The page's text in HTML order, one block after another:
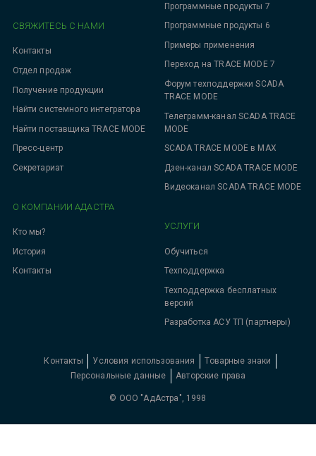
Программные продукты 7
Программные продукты 6
Примеры применения
Переход на TRACE MODE 7
Форум техподдержки SCADA
TRACE MODE
Телеграмм-канал SCADA TRACE
MODE
SCADA TRACE MODE в MAX
Дзен-канал SCADA TRACE MODE
Видеоканал SCADA TRACE MODE
УСЛУГИ
Обучиться
Техподдержка
Техподдержка бесплатных
версий
Разработка АСУ ТП (партнеры)
СВЯЖИТЕСЬ С НАМИ
Контакты
Отдел продаж
Получение продукции
Найти системного интегратора
Найти поставщика TRACE MODE
Пресс-центр
Секретариат
О КОМПАНИИ АДАСТРА
Кто мы?
История
Контакты
Контакты Условия использования
Товарные знаки
Персональные данные
Авторские права
© ООО "АдАстра", 1998